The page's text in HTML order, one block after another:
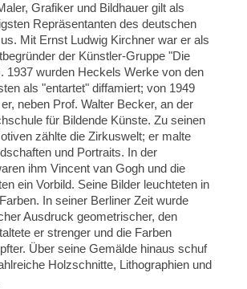
Grafiker und Bildhauer gilt als
Repräsentanten des deutschen
Mit Ernst Ludwig Kirchner war er als
der Künstler-Gruppe "Die
1937 wurden Heckels Werke von den
als "entartet" diffamiert; von 1949
neben Prof. Walter Becker, an der
für Bildende Künste. Zu seinen
zählte die Zirkuswelt; er malte
und Portraits. In der
ihm Vincent van Gogh und die
ein Vorbild. Seine Bilder leuchteten in
In seiner Berliner Zeit wurde
Ausdruck geometrischer, den
er strenger und die Farben
Über seine Gemälde hinaus schuf
Holzschnitte, Lithographien und